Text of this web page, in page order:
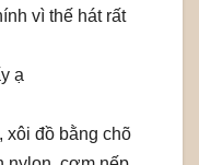
vì thế hát rất
ạ
xôi đồ bằng chõ